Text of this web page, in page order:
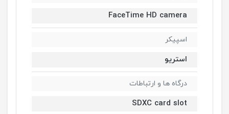
FaceTime HD camera
اسپیکر
استریو
درگاه ها و ارتباطات
SDXC card slot